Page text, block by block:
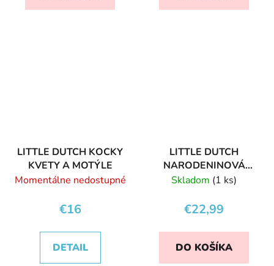
LITTLE DUTCH KOCKY
KVETY A MOTÝLE
Momentálne nedostupné
€16
DETAIL
LITTLE DUTCH
NARODENINOVÁ
TORTA
Skladom (1 ks)
€22,99
DO KOŠÍKA